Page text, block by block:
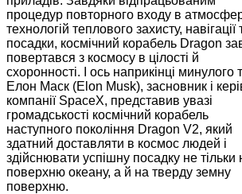
процедур повторного входу в
технологій теплового захисту, навігації
посадки, космічний корабель Dragon
повертався з космосу в цілості й
схоронності. І ось наприкінці минулого
Елон Маск (Elon Musk), засновник і
компанії SpaceX, представив увазі
громадськості космічний корабель
наступного покоління Dragon V2, який
здатний доставляти в космос людей і
здійснювати успішну посадку не тільки
поверхню океану, а й на тверду земну
поверхню.